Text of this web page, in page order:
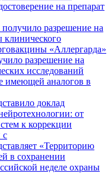
на препарат
разрешение на
клинического
«Аллергарда»
разрешение на
исследований
имеющей аналогов в
доклад
от
к коррекции
с
«Территорию
в сохранении
неделе охраны